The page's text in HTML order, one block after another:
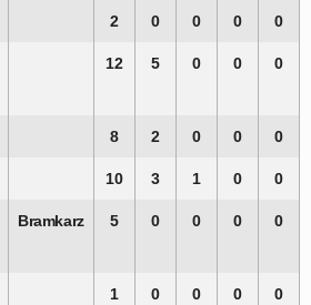
2 0 0 0 0
12 5 0 0 0
8 2 0 0 0
10 3 1 0 0
Bramkarz 5 0 0 0 0
1 0 0 0 0